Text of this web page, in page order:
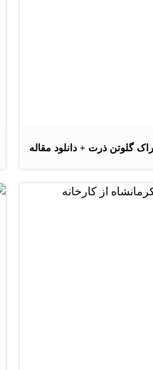
گلوتن ذرت + دانلود مقاله